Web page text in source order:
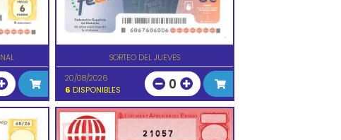
SORTEO DEL JUEVES
20/08/2026
6 DISPONIBLES 0
21057